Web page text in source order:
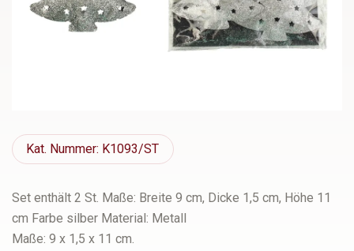
Kat. Nummer: K1093/ST
Set enthält 2 St. Maße: Breite 9 cm, Dicke 1,5 cm, Höhe 11
cm Farbe silber Material: Metall
Maße: 9 x 1,5 x 11 cm.